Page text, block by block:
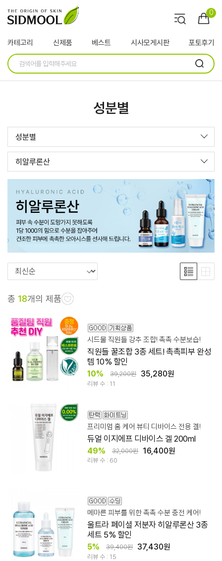
0
카테고리 신제품 베스트 시사모게시판 포토후기
성분별
성분별
히알루론산
총 18개의 제품
시드물 직원들 강추 조합! 촉촉 수분보습!
직원들 꿀조합 3종 세트! 촉촉피부 완성
템 10% 할인
10% 39,200원 35,280원
리뷰 수 : 11
프리미엄 홈 케어 뷰티 디바이스 전용 겔!
듀얼 이지에프 디바이스 겔 200ml
49% 32,000원 16,400원
리뷰 수 : 60
메마른 피부를 위한 촉촉 수분 충전 케어!
울트라 페이셜 저분자 히알루론산 3종
세트 5% 할인
5% 39,400원 37,430원
리뷰 수 : 15